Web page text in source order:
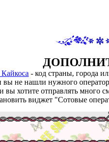
- код страны, города
вы не нашли нужного
вы хотите отправлять много
виджет "Сотовые